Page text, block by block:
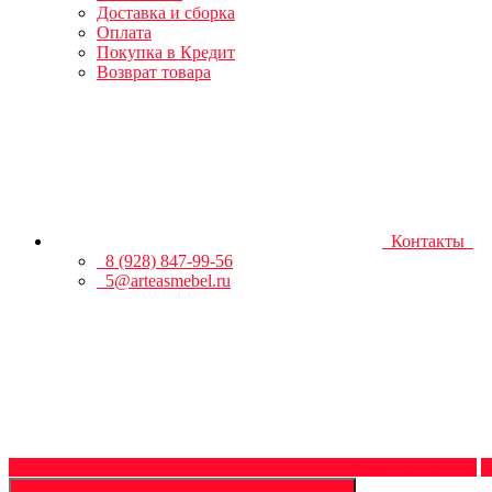
Доставка и сборка
Оплата
Покупка в Кредит
Возврат товара
Контакты
8 (928) 847-99-56
5@arteasmebel.ru